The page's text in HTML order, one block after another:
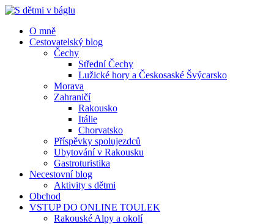
Menu
Menu
O mně
Cestovatelský blog
Čechy
Střední Čechy
Lužické hory a Českosaské Švýcarsko
Morava
Zahraničí
Rakousko
Itálie
Chorvatsko
Příspěvky spolujezdců
Ubytování v Rakousku
Gastroturistika
Necestovní blog
Aktivity s dětmi
Obchod
VSTUP DO ONLINE TOULEK
Rakouské Alpy a okolí